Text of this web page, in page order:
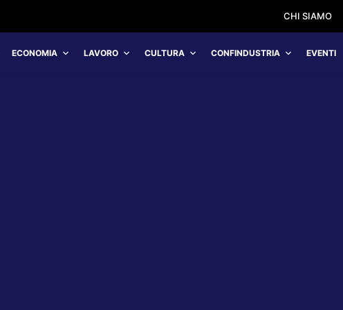
CHI SIAMO
ECONOMIA LAVORO CULTURA CONFINDUSTRIA EVENTI